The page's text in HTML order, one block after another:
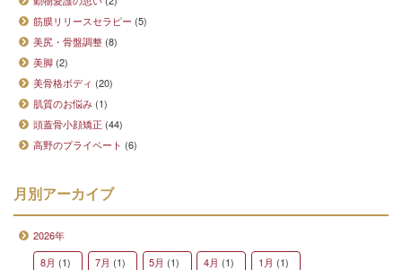
筋膜リリースセラピー (5)
美尻・骨盤調整 (8)
美脚 (2)
美骨格ボディ (20)
肌質のお悩み (1)
頭蓋骨小顔矯正 (44)
高野のプライベート (6)
月別アーカイブ
2026年
8月 (1) 7月 (1) 5月 (1) 4月 (1) 1月 (1)